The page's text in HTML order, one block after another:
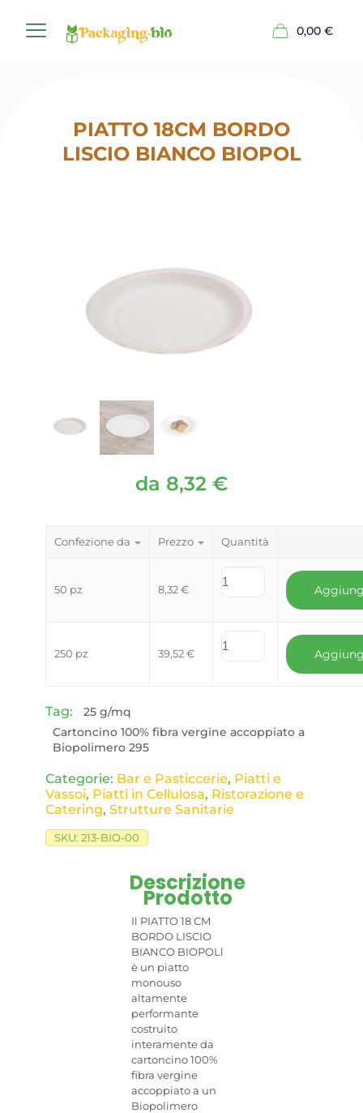
0,00 €
PIATTO 18CM BORDO
LISCIO BIANCO BIOPOL
da 8,32 €
Confezione da Prezzo Quantità
50 pz 8,32€
250 pz 39,52€
Tag:
25 g/mq
Cartoncino 100% fibra vergine accoppiato a
Biopolimero 295
Categorie: Bar e Pasticcerie, Piatti e
Vassoi, Piatti in Cellulosa, Ristorazione e
Catering, Strutture Sanitarie
SKU: 213-BIO-00
Descrizione
Prodotto
Il PIATTO 18 CM
BORDO LISCIO
BIANCO BIOPOLl
è un piatto
monouso
altamente
performante
costruito
interamente da
cartoncino 100%
fibra vergine
accoppiato a un
Biopolimero